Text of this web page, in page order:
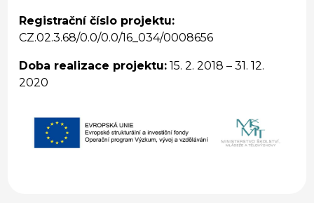
Registrační číslo projektu:
CZ.02.3.68/0.0/0.0/16_034/0008656
Doba realizace projektu: 15. 2. 2018 – 31. 12.
2020